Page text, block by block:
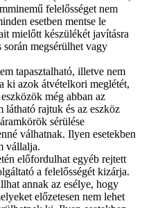
felelősséget nem
esetben mentse le
mielőtt készülékét javításra
megsérülhet vagy
tapasztalható, illetve nem
ki azok átvételkori meglétét,
még abban az
látható rajtuk és az eszköz
sérülése
válhatnak. Ilyen esetekben
vállalja.
előfordulhat egyéb rejtett
a felelősségét kizárja.
annak az esélye, hogy
előzetesen nem lehet